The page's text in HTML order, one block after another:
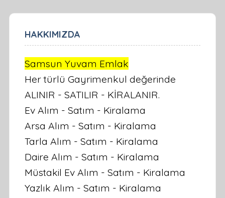
HAKKIMIZDA
Samsun Yuvam Emlak
Her türlü Gayrimenkul değerinde
ALINIR - SATILIR - KİRALANIR.
Ev Alım - Satım - Kiralama
Arsa Alım - Satım - Kiralama
Tarla Alım - Satım - Kiralama
Daire Alım - Satım - Kiralama
Müstakil Ev Alım - Satım - Kiralama
Yazlık Alım - Satım - Kiralama